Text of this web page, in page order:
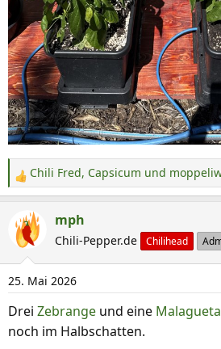
R
e
a
k
i
o
n
n
Chili Fred, Capsicum und
mph
Chili-Pepper.de Chilihead
25. Mai 2026
Drei Zebrange und eine Malagueta
noch im Halbschatten.